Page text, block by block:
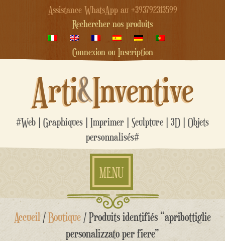
Assistance WhatsApp au +393792313599
Rechercher nos produits
Connexion ou Inscription
Arti&Inventive
#Web | Graphiques | Imprimer | Sculpture | 3D | Objets
personnalisés#
MENU
Aller
Accueil/Boutique / Produits identifiés “apribottiglie
personalizzato per fiere”